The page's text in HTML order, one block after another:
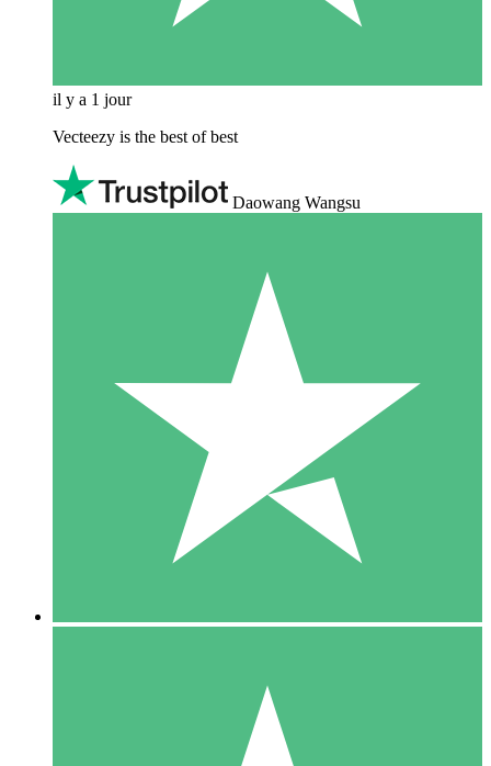
il y a 1 jour
Vecteezy is the best of best
Daowang Wangsu